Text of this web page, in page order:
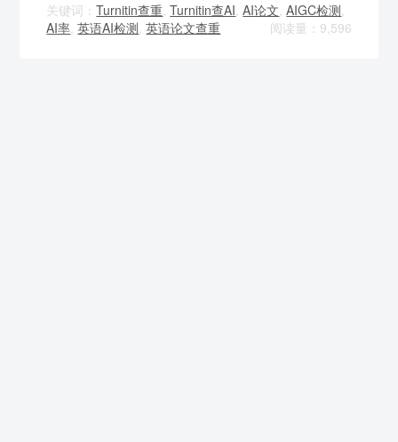
关键词：Turnitin查重,Turnitin查AI,AI论文,AIGC检测,
AI率,英语AI检测,英语论文查重 阅读量：9,596